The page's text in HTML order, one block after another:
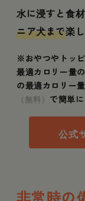
水に浸すと食
ニア犬まで楽
※おやつやトッ
最適カロリー量
の最適カロリー
（無料） で簡単に
公式
非常時の